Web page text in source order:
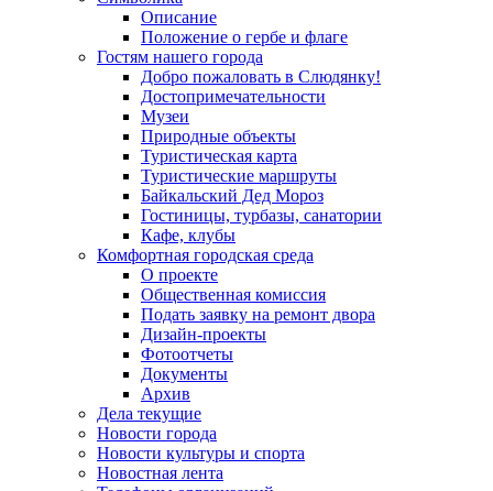
Описание
Положение о гербе и флаге
Гостям нашего города
Добро пожаловать в Слюдянку!
Достопримечательности
Музеи
Природные объекты
Туристическая карта
Туристические маршруты
Байкальский Дед Мороз
Гостиницы, турбазы, санатории
Кафе, клубы
Комфортная городская среда
О проекте
Общественная комиссия
Подать заявку на ремонт двора
Дизайн-проекты
Фотоотчеты
Документы
Архив
Дела текущие
Новости города
Новости культуры и спорта
Новостная лента